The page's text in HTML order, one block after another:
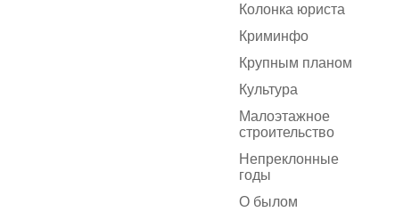
Колонка юриста
Криминфо
Крупным планом
Культура
Малоэтажное
строительство
Непреклонные
годы
О былом